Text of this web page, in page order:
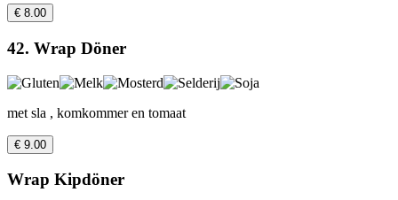
€ 8.00
42. Wrap Döner
met sla , komkommer en tomaat
€ 9.00
Wrap Kipdöner